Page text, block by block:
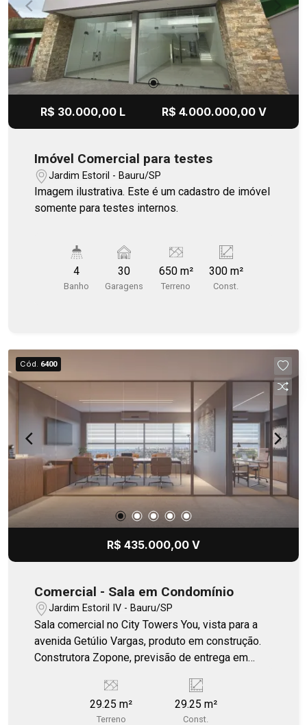
R$ 30.000,00 L R$ 4.000.000,00 V
Imóvel Comercial para testes
Jardim Estoril - Bauru/SP
Imagem ilustrativa. Este é um cadastro de imóvel
somente para testes internos.
4
Banho
30
Garagens
650 m²
Terreno
300 m²
Const.
Cód. 6400
R$ 435.000,00 V
Comercial - Sala em Condomínio
Jardim Estoril IV - Bauru/SP
Sala comercial no City Towers You, vista para a
avenida Getúlio Vargas, produto em construção.
Construtora Zopone, previsão de entrega em
29.25 m²
Terreno
29.25 m²
Const.